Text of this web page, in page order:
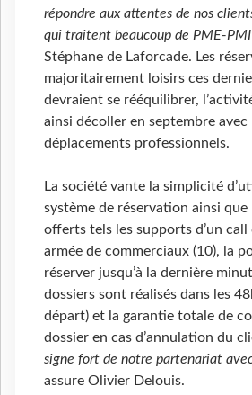
répondre aux attentes de nos
qui traitent beaucoup de PME-PMI
Stéphane de Laforcade. Les
majoritairement loisirs ces
devraient se rééquilibrer,
ainsi décoller en septembre avec
déplacements professionnels.
La société vante la simplicité
système de réservation ainsi que
offerts tels les supports d’un call
armée de commerciaux (10), la
réserver jusqu’à la dernière
dossiers sont réalisés dans les
départ) et la garantie totale de
dossier en cas d’annulation du
signe fort de notre partenariat
assure Olivier Delouis.